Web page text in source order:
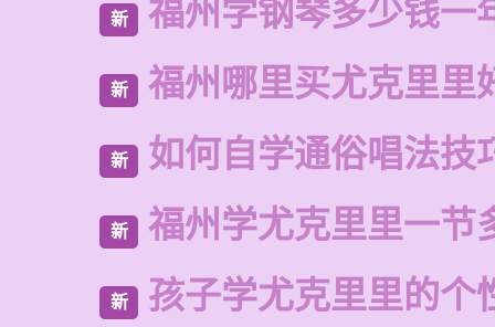
新 福州学钢琴多少钱一
新 福州哪里买尤克里里
新 如何自学通俗唱法技
新 福州学尤克里里一节
新 孩子学尤克里里的个